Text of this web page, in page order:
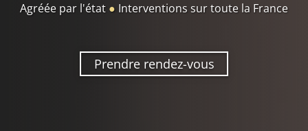
Agréée par l'état ● Interventions sur toute la France
Prendre rendez-vous